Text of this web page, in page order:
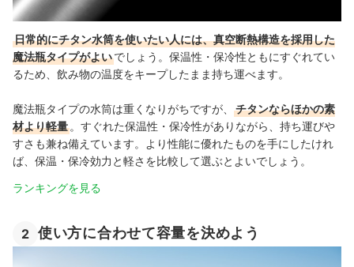
日常的にチタン水筒を使いたい人には、真空断熱構造を採用した
魔法瓶タイプがよいでしょう。保温性・保冷性ともにすぐれてい
るため、飲み物の温度をキープしたまま持ち運べます。
魔法瓶タイプの水筒は重くなりがちですが、
チタンならほかの素
材より軽量 。すぐれた保温性・保冷性がありながら、持ち運びや
すさも兼ね備えています。より性能に優れたものを手にしたけれ
ば、保温・保冷効力と軽さを比較して選ぶとよいでしょう。
ランキングを見る
2 使い方に合わせて容量を決めよう